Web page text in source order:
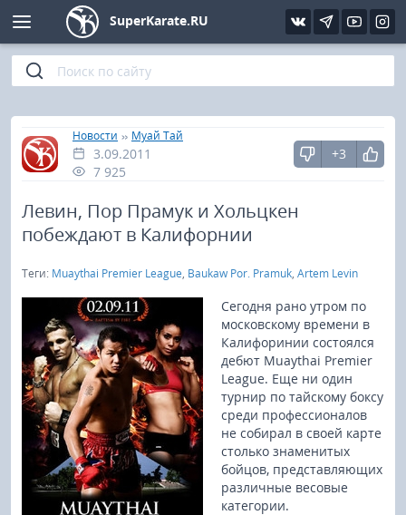
SuperKarate.RU
Главная
»
Новости » Муай Тай
3.09.2011
7 925
+3
Левин, Пор Прамук и Хольцкен
побеждают в Калифорнии
Теги: Muaythai Premier League, Baukaw Por. Pramuk, Artem Levin
Сегодня рано утром по
московскому времени в
Калифоринии состоялся
дебют Muaythai Premier
League. Еще ни один
турнир по тайскому боксу
среди профессионалов
не собирал в своей карте
столько знаменитых
бойцов, представляющих
различные весовые
категории.
Киокушинкай
Кёкусин (IFK)
Шинкиокушинкай
Кекусин-кан
Бокс
UFC и MMA
Муай тай
Фото
Видео
Интервью
Статьи
Уроки каратэ
Файлы
Библиотека